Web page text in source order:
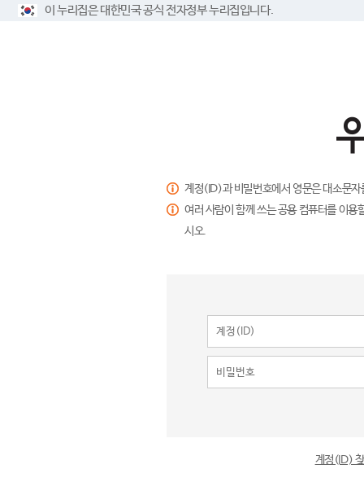
이 누리집은 대한민국 공식 전자정부 누리집입니다.
계정(ID)과 비밀번호에서 영문은 대소문
여러 사람이 함께 쓰는 공용 컴퓨터를 이
시오.
계정(ID)